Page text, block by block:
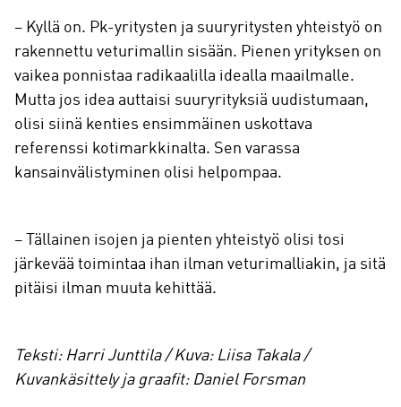
– Kyllä on. Pk-yritysten ja suuryritysten yhteistyö on
rakennettu veturimallin sisään. Pienen yrityksen on
vaikea ponnistaa radikaalilla idealla maailmalle.
Mutta jos idea auttaisi suuryrityksiä uudistumaan,
olisi siinä kenties ensimmäinen uskottava
referenssi kotimarkkinalta. Sen varassa
kansainvälistyminen olisi helpompaa.
– Tällainen isojen ja pienten yhteistyö olisi tosi
järkevää toimintaa ihan ilman veturimalliakin, ja sitä
pitäisi ilman muuta kehittää.
Teksti: Harri Junttila / Kuva: Liisa Takala /
Kuvankäsittely ja graafit: Daniel Forsman